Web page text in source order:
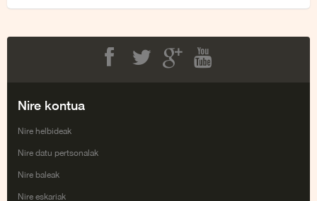
Nire kontua
Nire helbideak
Nire datu pertsonalak
Nire baleak
Nire eskariak